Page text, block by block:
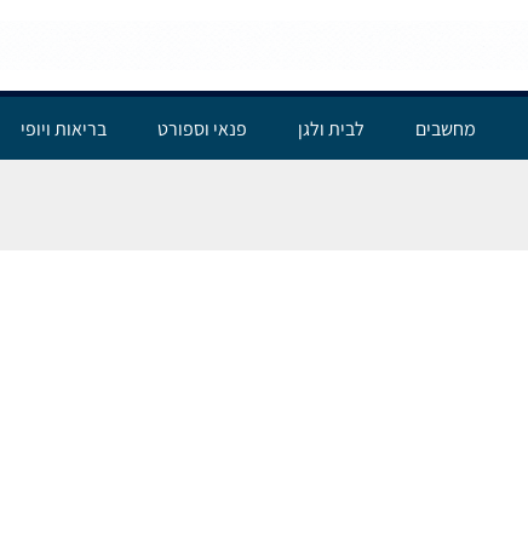
מחשבים לבית ולגן פנאי וספורט בריאות ויופי